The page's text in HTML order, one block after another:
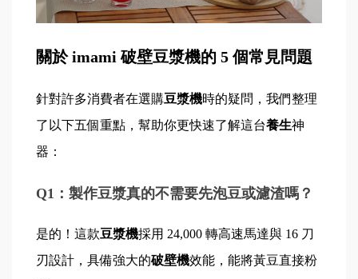
關於 imami 破壁豆漿機的 5 個常見問題
針對許多消費者在選購豆漿機時的疑問，我們整理
了以下五個重點，幫助你更快速了解這台養生神
器：
Q1：製作豆漿真的不需要先泡豆或濾渣嗎？
是的！這款豆漿機採用 24,000 轉高速馬達與 16 刀
刃設計，具備強大的破壁機效能，能將黃豆直接粉